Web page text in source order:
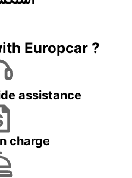
Europcar ?
assistance
charge